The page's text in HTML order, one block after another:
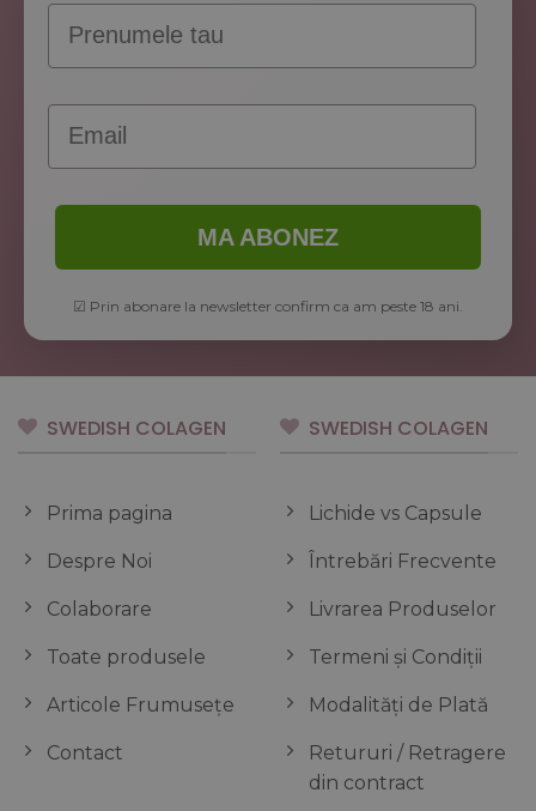
Prenume
Email
MA ABONEZ
☑ Prin abonare la newsletter confirm ca am peste 18 ani.
SWEDISH COLAGEN
Prima pagina
Despre Noi
Colaborare
Toate produsele
Articole Frumusețe
Contact
SWEDISH COLAGEN
Lichide vs Capsule
Întrebări Frecvente
Livrarea Produselor
Termeni și Condiții
Modalități de Plată
Retururi / Retragere
din contract